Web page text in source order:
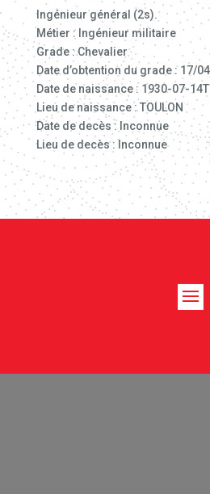
Ingénieur général (2s).
Métier : Ingénieur militaire
Grade : Chevalier
Date d’obtention du grade : 17/
Date de naissance : 1930-07-
Lieu de naissance : TOULON
Date de decès : Inconnue
Lieu de decès : Inconnue